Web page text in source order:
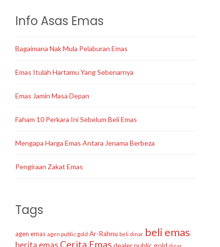
Info Asas Emas
Bagaimana Nak Mula Pelaburan Emas
Emas Itulah Hartamu Yang Sebenarnya
Emas Jamin Masa Depan
Faham 10 Perkara Ini Sebelum Beli Emas
Mengapa Harga Emas Antara Jenama Berbeza
Pengiraan Zakat Emas
Tags
agen emas agen public gold Ar-Rahnu beli dinar beli emas
Cerita Emas